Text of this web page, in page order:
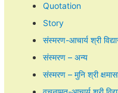
Quotation
Story
संस्मरण-आचार्य श्री
संस्मरण – अन्य
संस्मरण – मुनि श्री